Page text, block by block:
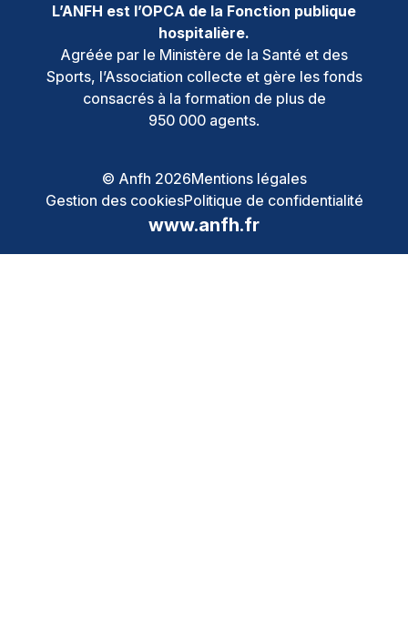
L’ANFH est l’OPCA de la Fonction publique
hospitalière.
Agréée par le Ministère de la Santé et des
Sports, l’Association collecte et gère les fonds
consacrés à la formation de plus de
950 000 agents.
© Anfh 2026Mentions légales
Gestion des cookiesPolitique de confidentialité
www.anfh.fr